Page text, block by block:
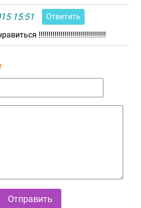
15:51
Ответить
!!!!!!!!!!!!!!!!!!!!!!!!!!!!!!!!!!